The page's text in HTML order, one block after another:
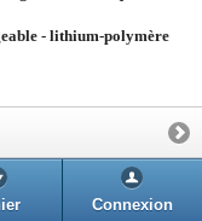
- lithium-polymère
Connexion